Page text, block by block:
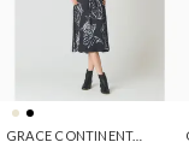
GRACE CONTINENTAL